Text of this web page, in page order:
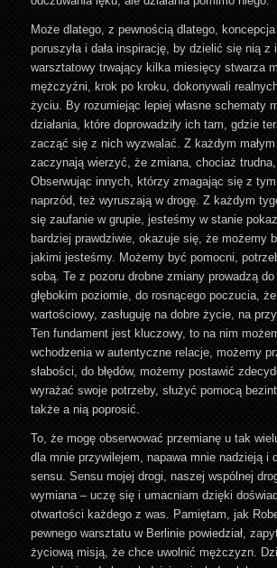
Może dlatego, z pewnością dlatego,
poruszyła i dała inspirację, by dzielić się nią z
warsztatowy trwający kilka miesięcy stwarza
mężczyźni, krok po kroku, dokonywali
życiu. By rozumiejąc lepiej własne schematy
działania, które doprowadziły ich tam, gdzie
zacząć się z nich wyzwalać. Z każdym
zaczynają wierzyć, że zmiana, chociaż
Obserwując innych, którzy zmagając się z
naprzód, też wyruszają w drogę. Z każdym
się zaufanie w grupie, jesteśmy w stanie
bardziej prawdziwie, okazuje się, że możemy
jakimi jesteśmy. Możemy być pomocni,
sobą. Te z pozoru drobne zmiany prowadzą
głębokim poziomie, do rosnącego poczucia,
wartościowy, zasługuję na dobre życie, na
Ten fundament jest kluczowy, to na nim
wchodzenia w autentyczne relacje, możemy
słabości, do błędów, możemy postawić
wyrażać swoje potrzeby, służyć pomocą
także a nią poprosić.
To, że mogę obserwować przemianę u tak
dla mnie przywilejem, napawa mnie nadzieją i
sensu. Sensu mojej drogi, naszej wspólnej
wymiana – uczę się i umacniam dzięki
otwartości każdego z was. Pamiętam, jak
pewnego warsztatu w Berlinie powiedział,
życiową misją, że chce uwolnić mężczyzn.